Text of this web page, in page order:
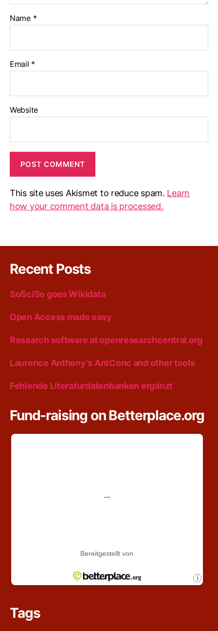
Name *
Email *
Website
This site uses Akismet to reduce spam. Learn
how your comment data is processed.
Recent Posts
SoSciSo goes Wikidata
Open Access made easy
Research software at openresearchcentral.org
Laurence Anthony’s AntConc and other tools
Fehlende Literaturdatenbanken ergänzt
Fund-raising on Betterplace.org
Tags